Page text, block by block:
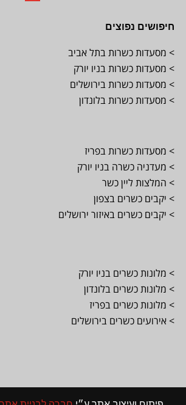
חיפושים נפוצים
> מסעדות כשרות בתל אביב
> מסעדות כשרות בניו יורק
> מסעדות כשרות בירושלים
> מסעדות כשרות בלונדון
> מסעדות כשרות בפריז
> מעדניה כשרה בניו יורק
> המלצות ליין כשר
> יקבים כשרים בצפון
> יקבים כשרים באיזור ירושלים
> מלונות כשרים בניו יורק
> מלונות כשרים בלונדון
> מלונות כשרים בפריז
> אירועים כשרים בירושלים